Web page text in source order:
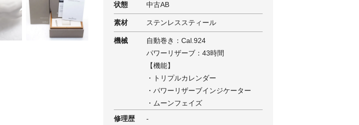
状態 中古AB
素材 ステンレススティール
機械
自動巻き：Cal.924
パワーリザーブ：43時間
【機能】
・トリプルカレンダー
・パワーリザーブインジケーター
・ムーンフェイズ
修理歴
-